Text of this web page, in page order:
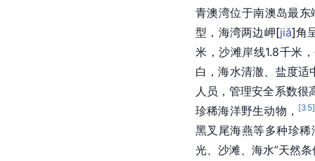
青澳湾位于南澳岛最东
型，海湾两边岬[jiǎ]角
米，沙滩岸线1.8千米
白，海水清澈、盐度
人员，管理安全系数
珍稀海洋野生动物， [35]
黑叉尾海燕等多种珍
光、沙滩、海水”天然